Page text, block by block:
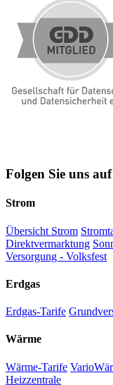
Folgen Sie uns
Strom
Übersicht Strom
Direktvermarktung
Versorgung - Volksfest
Erdgas
Erdgas-Tarife
Wärme
Wärme-Tarife
Heizzentrale